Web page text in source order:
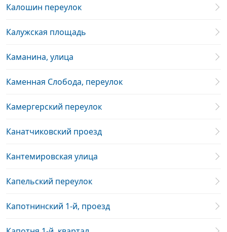
Калошин переулок
Калужская площадь
Каманина, улица
Каменная Слобода, переулок
Камергерский переулок
Канатчиковский проезд
Кантемировская улица
Капельский переулок
Капотнинский 1-й, проезд